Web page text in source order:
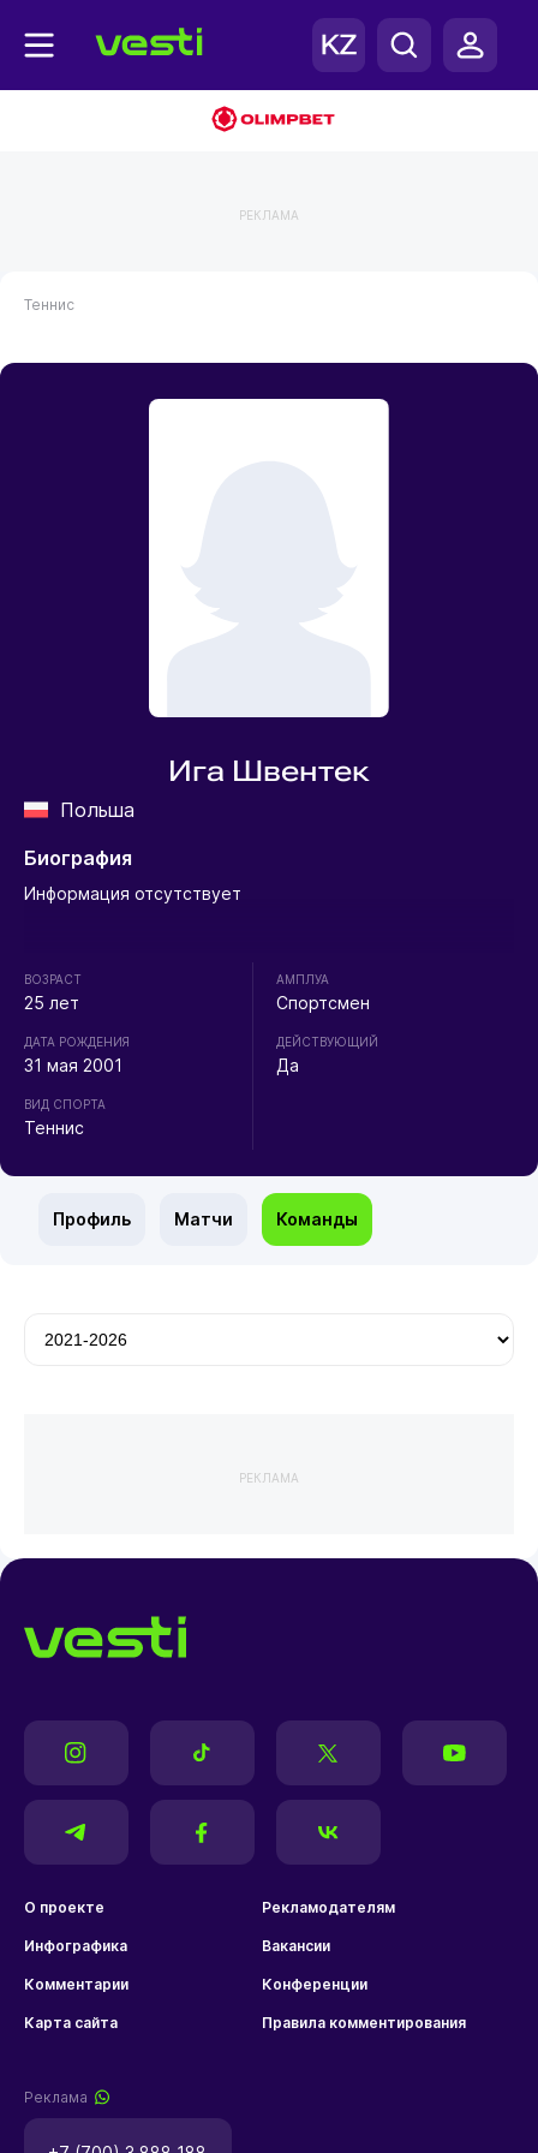
РЕКЛАМА
Теннис
Ига Швентек
Польша
Биография
Информация отсутствует
ВОЗРАСТ
25 лет
ДАТА РОЖДЕНИЯ
31 мая 2001
ВИД СПОРТА
Теннис
АМПЛУА
Спортсмен
ДЕЙСТВУЮЩИЙ
Да
Профиль Матчи Команды
РЕКЛАМА
О проекте Рекламодателям
Инфографика Вакансии
Комментарии Конференции
Карта сайта Правила комментирования
Реклама